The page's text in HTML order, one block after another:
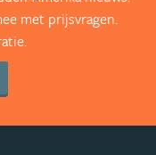
met prijsvragen.